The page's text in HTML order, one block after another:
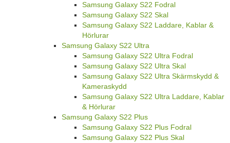
Samsung Galaxy S22 Fodral
Samsung Galaxy S22 Skal
Samsung Galaxy S22 Laddare, Kablar &
Hörlurar
Samsung Galaxy S22 Ultra
Samsung Galaxy S22 Ultra Fodral
Samsung Galaxy S22 Ultra Skal
Samsung Galaxy S22 Ultra Skärmskydd &
Kameraskydd
Samsung Galaxy S22 Ultra Laddare, Kablar
& Hörlurar
Samsung Galaxy S22 Plus
Samsung Galaxy S22 Plus Fodral
Samsung Galaxy S22 Plus Skal